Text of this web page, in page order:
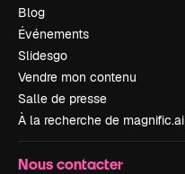
Blog
Événements
Slidesgo
Vendre mon contenu
Salle de presse
À la recherche de magnific.ai
Nous contacter